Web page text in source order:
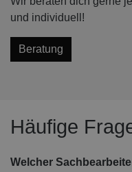
und individuell!
Beratung
Häufige
Welcher